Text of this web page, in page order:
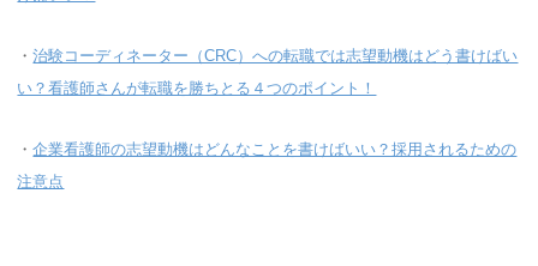
・治験コーディネーター（CRC）への転職では志望動機はどう書けばい
い？看護師さんが転職を勝ちとる４つのポイント！
・企業看護師の志望動機はどんなことを書けばいい？採用されるための
注意点